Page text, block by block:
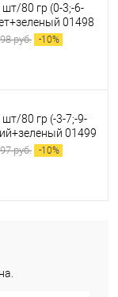
80 гр (0-3;-6-
01498
руб. -10%
80 гр (-3-7;-9-
01499
руб. -10%